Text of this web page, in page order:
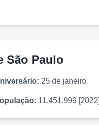
São Paulo
25 de janeiro
11.451.999